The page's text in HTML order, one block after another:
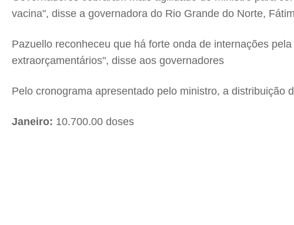
vacina", disse a governadora do Rio Grande do Norte,
Pazuello reconheceu que há forte onda de internações
extraorçamentários", disse aos governadores
Pelo cronograma apresentado pelo ministro, a distribuição
Janeiro: 10.700.00 doses